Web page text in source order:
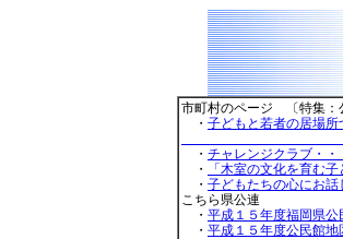
市町村のページ 〔特集：
・ 子どもと若者の居場
・ チャレンジクラブ・
・
「木室の文化を育む
・ 子どもたちの心にお
こちら県公連
・ 平成１５年度福岡県
・ 平成１５年度公民館地